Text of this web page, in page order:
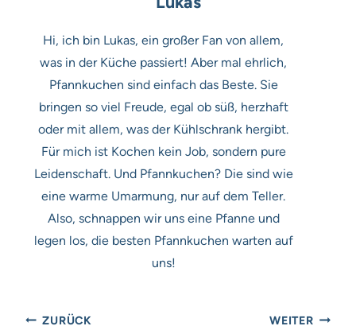
Hi, ich bin Lukas, ein großer Fan von allem,
was in der Küche passiert! Aber mal ehrlich,
Pfannkuchen sind einfach das Beste. Sie
bringen so viel Freude, egal ob süß, herzhaft
oder mit allem, was der Kühlschrank hergibt.
Für mich ist Kochen kein Job, sondern pure
Leidenschaft. Und Pfannkuchen? Die sind wie
eine warme Umarmung, nur auf dem Teller.
Also, schnappen wir uns eine Pfanne und
legen los, die besten Pfannkuchen warten auf
uns!
ZURÜCK WEITER